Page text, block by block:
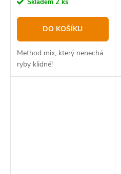
Skladem 2 ks
DO KOŠÍKU
Method mix, který nenechá
ryby klidné!